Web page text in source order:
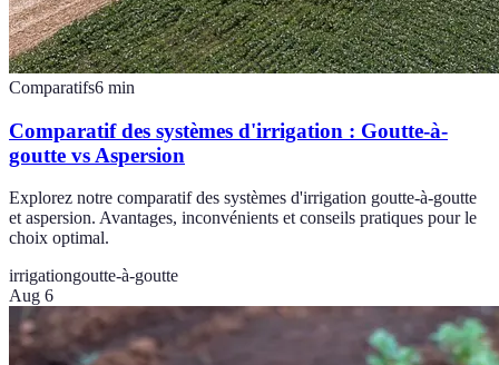
Comparatifs6 min
Comparatif des systèmes d'irrigation : Goutte-à-
goutte vs Aspersion
Explorez notre comparatif des systèmes d'irrigation goutte-à-goutte
et aspersion. Avantages, inconvénients et conseils pratiques pour le
choix optimal.
irrigationgoutte-à-goutte
Aug 6